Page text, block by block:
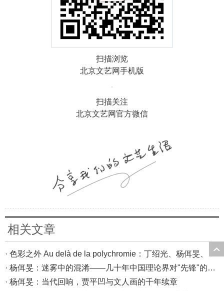
扫描浏览
北京文艺网手机版
扫描关注
北京文艺网官方微信
相关文章
· 色彩之外 Au delà de la polychromie：丁绍光、杨佴旻、Alain Cardenas·Castro巴黎展
· 杨佴旻：迷雾中的混淆——几十年中国理论界对"先锋"的误读，对创作的误导
· 杨佴旻：当代回响，贾平凹与文人画的千年续章